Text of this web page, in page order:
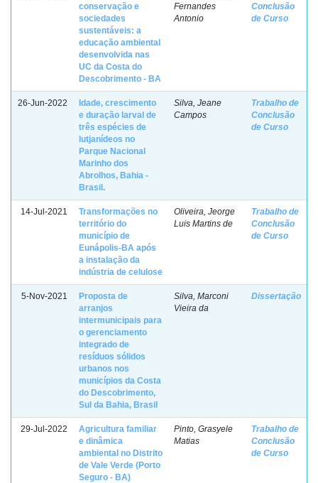
conservação e
sociedades
sustentáveis: a
educação ambiental
desenvolvida nas
UC da Costa do
Descobrimento - BA
Fernandes
Antonio
Conclusão
de Curso
26-Jun-2022
Idade, crescimento
e duração larval de
três espécies de
lutjanídeos no
Parque Nacional
Marinho dos
Abrolhos, Bahia -
Brasil.
Silva, Jeane
Campos
Trabalho de
Conclusão
de Curso
14-Jul-2021
Transformações no
território do
município de
Eunápolis-BA após
a instalação da
indústria de celulose
Oliveira, Jeorge
Luis Martins de
Trabalho de
Conclusão
de Curso
5-Nov-2021
Proposta de
arranjos
intermunicipais para
o gerenciamento
integrado de
resíduos sólidos
urbanos nos
municípios da Costa
do Descobrimento,
Sul da Bahia, Brasil
Silva, Marconi
Vieira da
Dissertação
29-Jul-2022
Agricultura familiar
e dinâmica
ambiental no Distrito
de Vale Verde (Porto
Seguro - BA)
Pinto, Grasyele
Matias
Trabalho de
Conclusão
de Curso